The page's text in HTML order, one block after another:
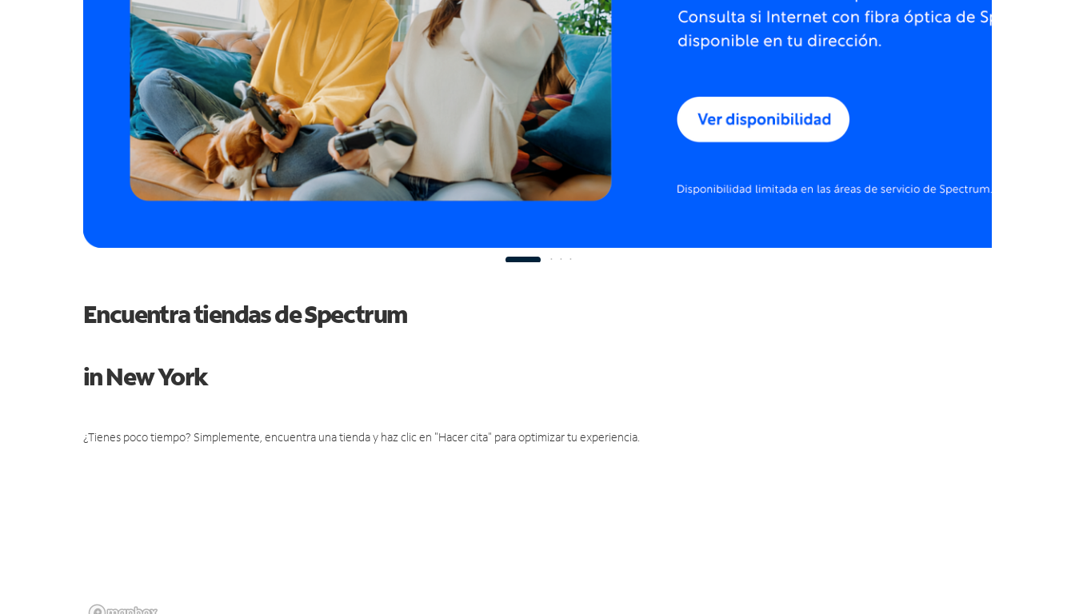
Encuentra tiendas de Spectrum
in New York
¿Tienes poco tiempo? Simplemente, encuentra una tienda y haz clic en "Hacer cita" para optimizar tu experiencia.